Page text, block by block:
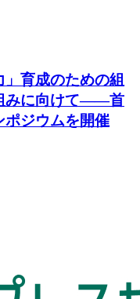
」育成のための組
みに向けて――首
ポジウムを開催